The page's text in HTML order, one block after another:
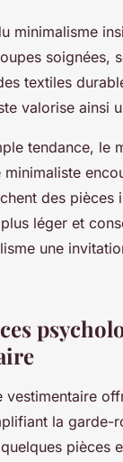
minimalisme
soignées,
textiles
valorise ainsi
tendance, le
minimaliste
des pièces
léger et
une
vestimentaire
la garde-
pièces